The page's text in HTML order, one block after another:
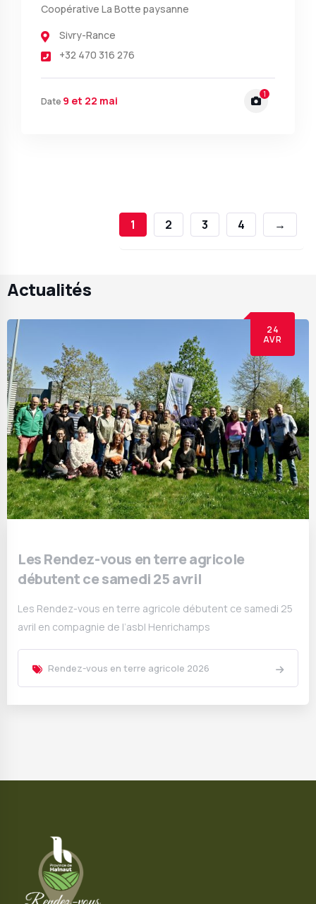
Coopérative La Botte paysanne
Sivry-Rance
+32 470 316 276
Date 9 et 22 mai 1
1 2 3 4 →
Actualités
24
AVR
Les Rendez-vous en terre agricole
débutent ce samedi 25 avril
Les Rendez-vous en terre agricole débutent ce samedi 25
avril en compagnie de l’asbl Henrichamps
Rendez-vous en terre agricole 2026